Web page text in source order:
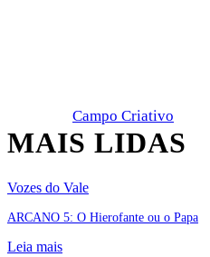
Campo Criativo
MAIS LIDAS
Vozes do Vale
ARCANO 5: O Hierofante ou o Papa
Leia mais